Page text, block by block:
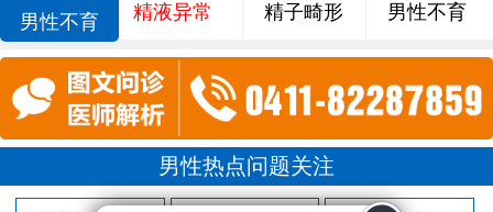
男性不育 精液异常 精子畸形 男性不育
男性热点问题关注